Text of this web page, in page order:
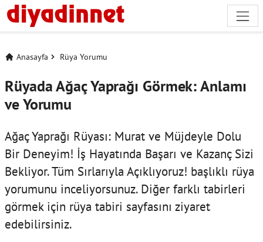
Anasayfa Rüya Yorumu
Rüyada Ağaç Yaprağı Görmek: Anlamı
ve Yorumu
Ağaç Yaprağı Rüyası: Murat ve Müjdeyle Dolu
Bir Deneyim! İş Hayatında Başarı ve Kazanç Sizi
Bekliyor. Tüm Sırlarıyla Açıklıyoruz! başlıklı rüya
yorumunu inceliyorsunuz. Diğer farklı tabirleri
görmek için rüya tabiri sayfasını ziyaret
edebilirsiniz.